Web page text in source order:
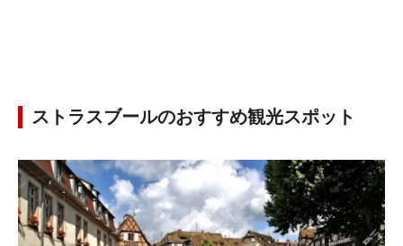
ストラスブールのおすすめ観光スポット